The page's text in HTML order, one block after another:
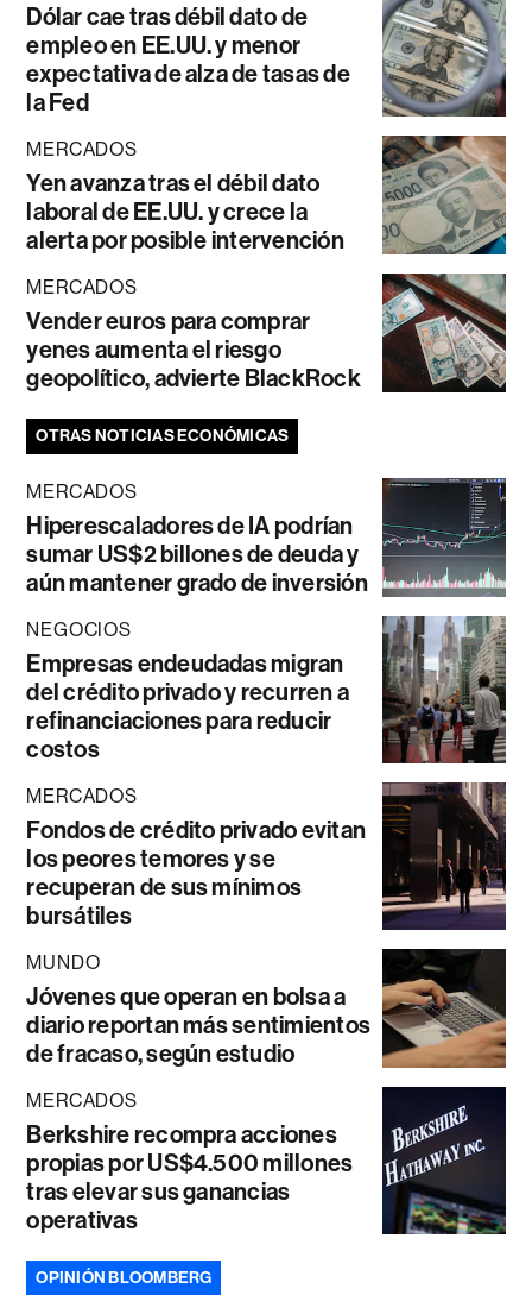
Dólar cae tras débil dato de
empleo en EE.UU. y menor
expectativa de alza de tasas de
la Fed
MERCADOS
Yen avanza tras el débil dato
laboral de EE.UU. y crece la
alerta por posible intervención
MERCADOS
Vender euros para comprar
yenes aumenta el riesgo
geopolítico, advierte BlackRock
OTRAS NOTICIAS ECONÓMICAS
MERCADOS
Hiperescaladores de IA podrían
sumar US$2 billones de deuda y
aún mantener grado de inversión
NEGOCIOS
Empresas endeudadas migran
del crédito privado y recurren a
refinanciaciones para reducir
costos
MERCADOS
Fondos de crédito privado evitan
los peores temores y se
recuperan de sus mínimos
bursátiles
MUNDO
Jóvenes que operan en bolsa a
diario reportan más sentimientos
de fracaso, según estudio
MERCADOS
Berkshire recompra acciones
propias por US$4.500 millones
tras elevar sus ganancias
operativas
OPINIÓN BLOOMBERG